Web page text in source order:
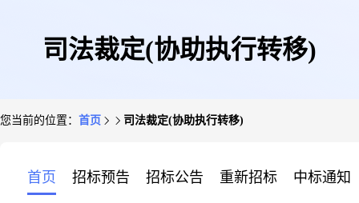
司法裁定(协助执行转移)
您当前的位置： 首页 司法裁定(协助执行转移)
首页 招标预告 招标公告 重新招标 中标通知